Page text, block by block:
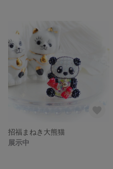
招福まねき大熊猫
展示中